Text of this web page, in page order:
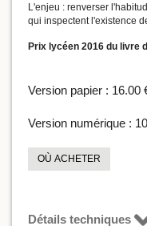
L'enjeu : renverser
qui inspectent l'existence
Prix lycéen 2016 du livre
Version papier : 16.00
Version numérique :
OÙ ACHETER
Détails techniques